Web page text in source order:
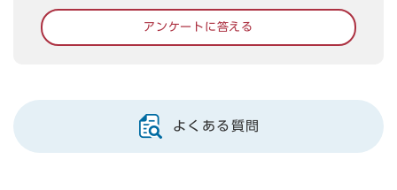
アンケートに答える
よくある質問